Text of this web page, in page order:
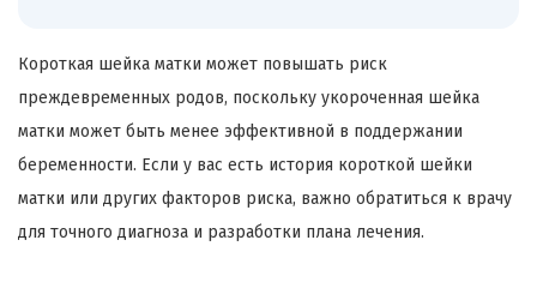
Короткая шейка матки может повышать риск
преждевременных родов, поскольку укороченная шейка
матки может быть менее эффективной в поддержании
беременности. Если у вас есть история короткой шейки
матки или других факторов риска, важно обратиться к врачу
для точного диагноза и разработки плана лечения.